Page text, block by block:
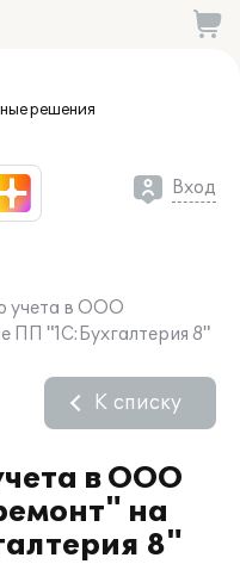
решения
Вход
учета в ООО
ПП "1С:Бухгалтерия 8"
в ООО
на
8"
К списку